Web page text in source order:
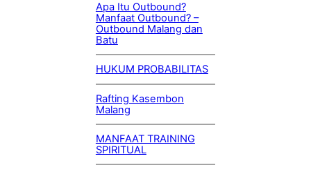
Apa Itu Outbound?
Manfaat Outbound? –
Outbound Malang dan
Batu
HUKUM PROBABILITAS
Rafting Kasembon
Malang
MANFAAT TRAINING
SPIRITUAL